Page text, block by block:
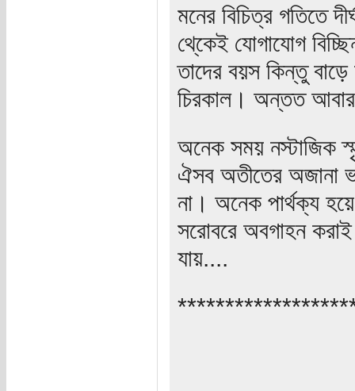
মনের বিচিত্র গতিতে
থে্কেই যোগাযোগ
তাদের বয়স কিন্তু
চিরকাল। অন্তত আবার
অনেক সময় নস্টাজিক
ঐসব অতীতের অজানা
না। অনেক পার্থক্য
সরোবরে অবগাহন
যায়....